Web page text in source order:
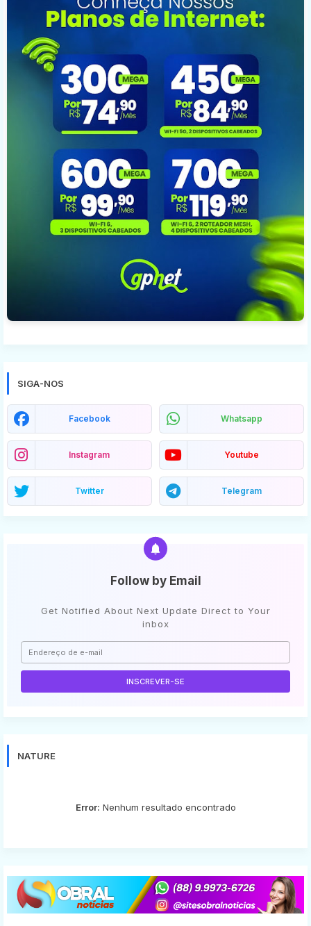
SIGA-NOS
Facebook Whatsapp
Instagram Youtube
Twitter Telegram
Follow by Email
Get Notified About Next Update Direct to Your
inbox
NATURE
Error: Nenhum resultado encontrado